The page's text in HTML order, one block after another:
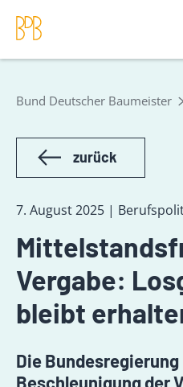
Bund Deutscher Baumeister
zurück
7. August 2025 |
Vergabe:
bleibt
Die
Beschleunigung der